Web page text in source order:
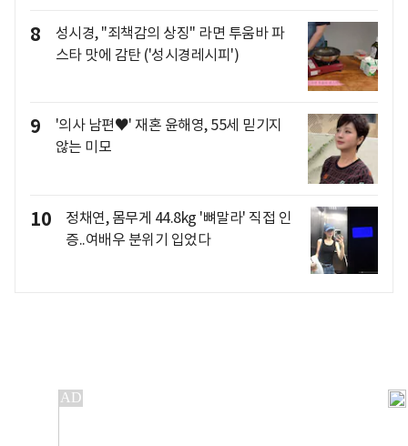
8
성시경, "죄책감의 상징" 라면 투움바 파
스타 맛에 감탄 ('성시경레시피')
9
'의사 남편♥' 재혼 윤해영, 55세 믿기지
않는 미모
10
정채연, 몸무게 44.8kg '뼈말라' 직접 인
증..여배우 분위기 입었다